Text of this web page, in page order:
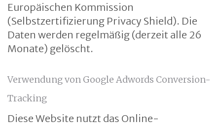
Europäischen Kommission
(Selbstzertifizierung Privacy Shield). Die
Daten werden regelmäßig (derzeit alle 26
Monate) gelöscht.
Verwendung von Google Adwords Conversion-
Tracking
Diese Website nutzt das Online-